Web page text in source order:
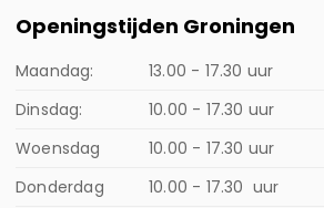
Openingstijden Groningen
Maandag:
13.00 - 17.30 uur
Dinsdag:
10.00 - 17.30 uur
Woensdag
10.00 - 17.30 uur
Donderdag
10.00 - 17.30 uur